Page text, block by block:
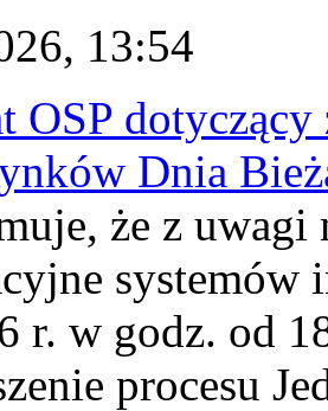
13:54
OSP dotyczący
Dnia
że z uwagi
r. w godz. od
procesu